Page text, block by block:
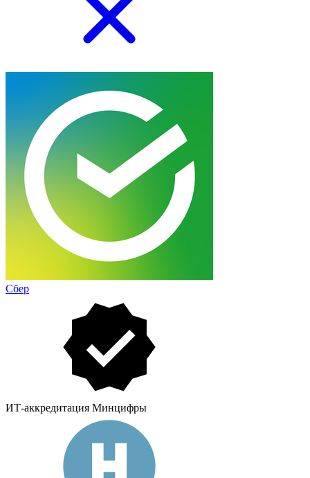
Сбер
ИТ-аккредитация Минцифры